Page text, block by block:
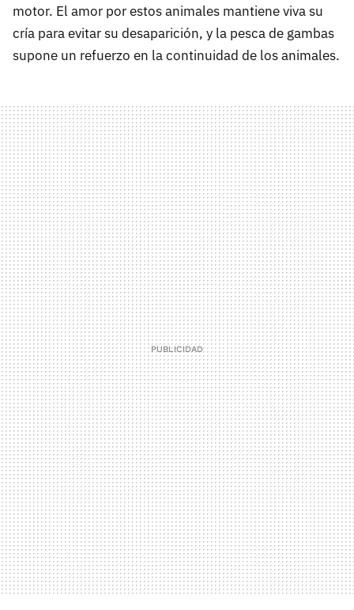
motor. El amor por estos animales mantiene viva su
cría para evitar su desaparición, y la pesca de gambas
supone un refuerzo en la continuidad de los animales.